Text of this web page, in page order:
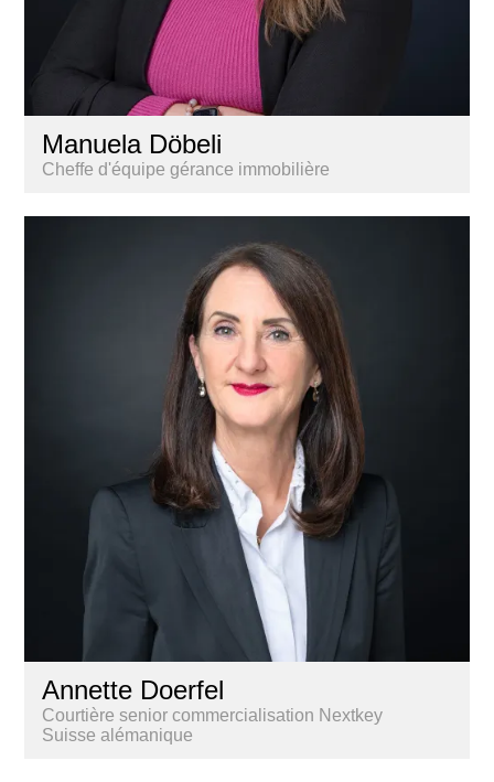
Manuela Döbeli
Cheffe d'équipe gérance immobilière
Annette Doerfel
Courtière senior commercialisation Nextkey
Suisse alémanique